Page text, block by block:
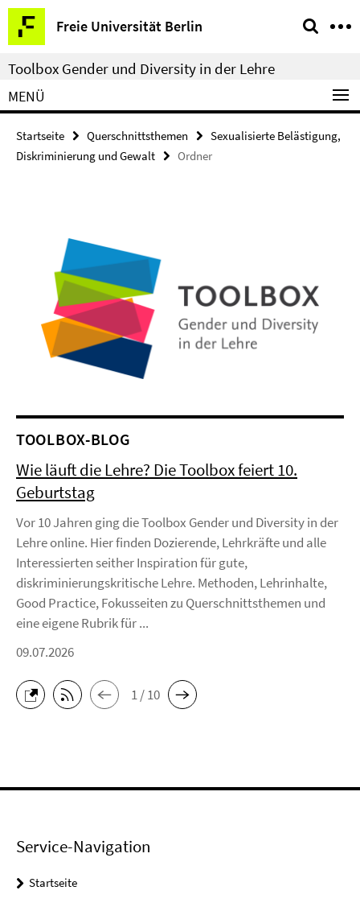
Springe
direkt
zu
Inhalt
Freie Universität Berlin
Service-
Navigation
Toolbox Gender und Diversity in der Lehre
MENÜ
Startseite Querschnittsthemen
Sexualisierte Belästigung,
Diskriminierung und Gewalt
Ordner
TOOLBOX-BLOG
Wie läuft die Lehre? Die Toolbox feiert 10.
Geburtstag
Vor 10 Jahren ging die Toolbox Gender und Diversity in der
Lehre online. Hier finden Dozierende, Lehrkräfte und alle
Interessierten seither Inspiration für gute,
diskriminierungskritische Lehre. Methoden, Lehrinhalte,
Good Practice, Fokusseiten zu Querschnittsthemen und
eine eigene Rubrik für ...
09.07.2026
1 / 10
Service-Navigation
Startseite